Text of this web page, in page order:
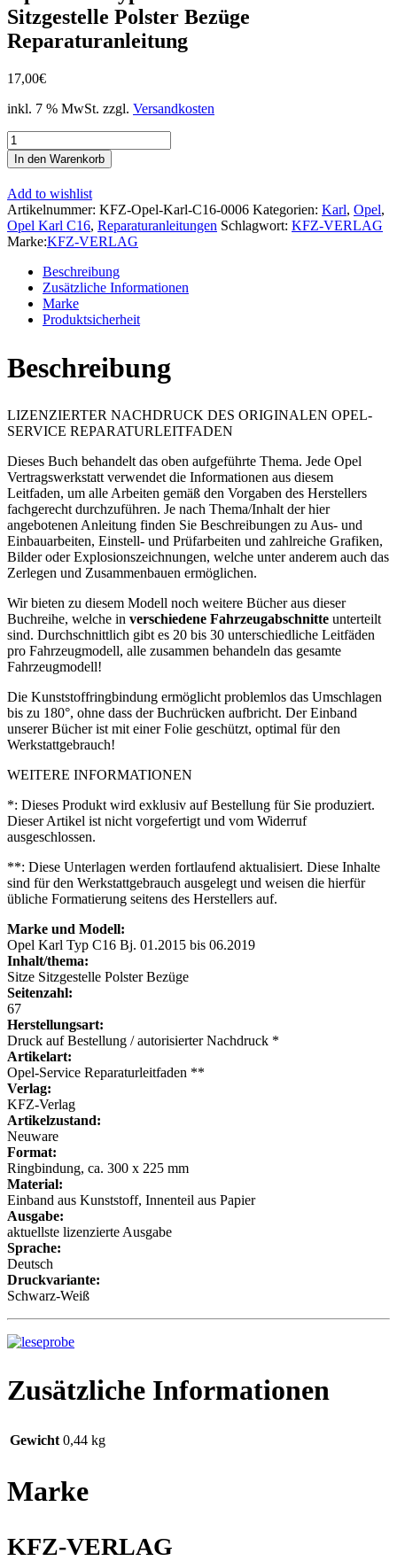
Sitzgestelle Polster Bezüge
Reparaturanleitung
17,00€
inkl. 7 % MwSt. zzgl. Versandkosten
Opel
Karl
Typ
C16
2015-
2019
Sitze
Sitzgestelle
Polster
Bezüge
Reparaturanleitung
Menge
In den Warenkorb
Add to wishlist
Artikelnummer: KFZ-Opel-Karl-C16-0006 Kategorien: Karl, Opel,
Opel Karl C16, Reparaturanleitungen Schlagwort: KFZ-VERLAG
Marke:KFZ-VERLAG
Beschreibung
Zusätzliche Informationen
Marke
Produktsicherheit
Beschreibung
LIZENZIERTER NACHDRUCK DES ORIGINALEN OPEL-
SERVICE REPARATURLEITFADEN
Dieses Buch behandelt das oben aufgeführte Thema. Jede Opel
Vertragswerkstatt verwendet die Informationen aus diesem
Leitfaden, um alle Arbeiten gemäß den Vorgaben des Herstellers
fachgerecht durchzuführen. Je nach Thema/Inhalt der hier
angebotenen Anleitung finden Sie Beschreibungen zu Aus- und
Einbauarbeiten, Einstell- und Prüfarbeiten und zahlreiche Grafiken,
Bilder oder Explosionszeichnungen, welche unter anderem auch das
Zerlegen und Zusammenbauen ermöglichen.
Wir bieten zu diesem Modell noch weitere Bücher aus dieser
Buchreihe, welche in verschiedene Fahrzeugabschnitte unterteilt
sind. Durchschnittlich gibt es 20 bis 30 unterschiedliche Leitfäden
pro Fahrzeugmodell, alle zusammen behandeln das gesamte
Fahrzeugmodell!
Die Kunststoffringbindung ermöglicht problemlos das Umschlagen
bis zu 180°, ohne dass der Buchrücken aufbricht. Der Einband
unserer Bücher ist mit einer Folie geschützt, optimal für den
Werkstattgebrauch!
WEITERE INFORMATIONEN
*: Dieses Produkt wird exklusiv auf Bestellung für Sie produziert.
Dieser Artikel ist nicht vorgefertigt und vom Widerruf
ausgeschlossen.
**: Diese Unterlagen werden fortlaufend aktualisiert. Diese Inhalte
sind für den Werkstattgebrauch ausgelegt und weisen die hierfür
übliche Formatierung seitens des Herstellers auf.
Marke und Modell:
Opel Karl Typ C16 Bj. 01.2015 bis 06.2019
Inhalt/thema:
Sitze Sitzgestelle Polster Bezüge
Seitenzahl:
67
Herstellungsart:
Druck auf Bestellung / autorisierter Nachdruck *
Artikelart:
Opel-Service Reparaturleitfaden **
Verlag:
KFZ-Verlag
Artikelzustand:
Neuware
Format:
Ringbindung, ca. 300 x 225 mm
Material:
Einband aus Kunststoff, Innenteil aus Papier
Ausgabe:
aktuellste lizenzierte Ausgabe
Sprache:
Deutsch
Druckvariante:
Schwarz-Weiß
Zusätzliche Informationen
Gewicht 0,44 kg
Marke
KFZ-VERLAG